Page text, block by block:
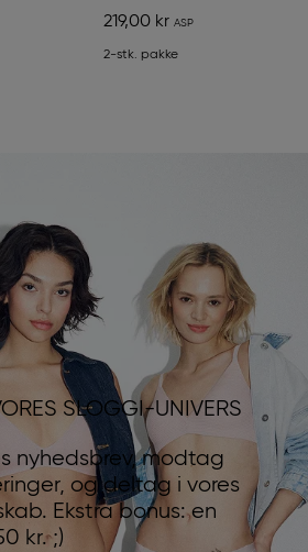
219,00 kr
2-stk. pakke
SLOGGI-UNIVERS
nyhedsbrev, modtag
og deltag i vores
Ekstra bonus: en
kr. ;)